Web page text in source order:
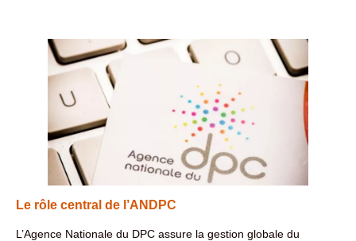
Le rôle central de l’ANDPC
L’Agence Nationale du DPC assure la gestion globale du